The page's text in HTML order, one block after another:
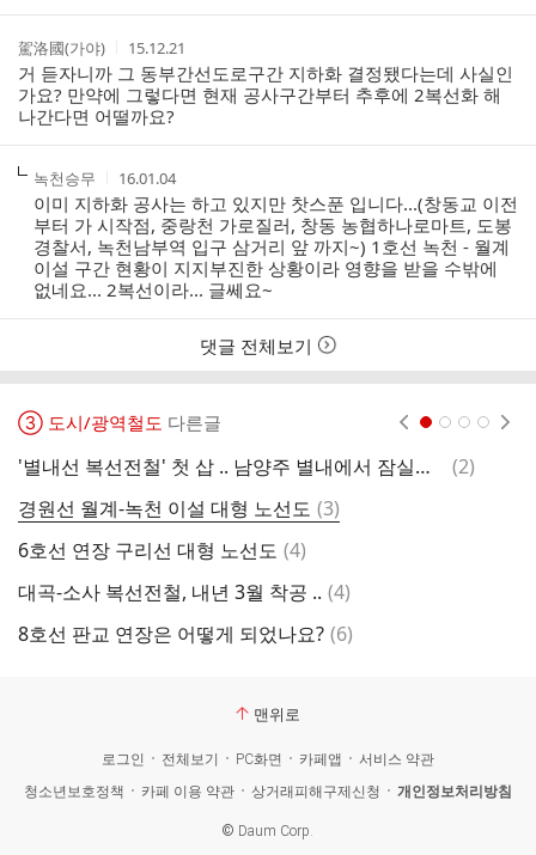
작
성
자
駕洛國(가야)
작
성
시
간
15.12.21
거 듣자니까 그 동부간선도로구간 지하화 결정됐다는데 사실인
가요? 만약에 그렇다면 현재 공사구간부터 추후에 2복선화 해
나간다면 어떨까요?
작
성
자
녹천승무
작
성
시
간
16.01.04
이미 지하화 공사는 하고 있지만 찻스푼 입니다...(창동교 이전
부터 가 시작점, 중랑천 가로질러, 창동 농협하나로마트, 도봉
경찰서, 녹천남부역 입구 삼거리 앞 까지~) 1호선 녹천 - 월계
이설 구간 현황이 지지부진한 상황이라 영향을 받을 수밖에
없네요... 2복선이라... 글쎄요~
댓글 전체보기
③ 도시/광역철도 다른글
'별내선 복선전철' 첫 삽 .. 남양주 별내에서 잠실까지 27분
댓
(2)
경원선 월계-녹천 이설 대형 노선도 댓
글
(3)
6호선 연장 구리선 대형 노선도 댓
(4)
대곡-소사 복선전철, 내년 3월 착공 .. 댓
(4)
8호선 판교 연장은 어떻게 되었나요? 댓
(6)
맨위로
로그인 전체보기 PC화면 카페앱
서비스 약관
청소년보호정책
카페 이용 약관 상거래피해구제신청 개인정보처리방침
© Daum Corp.